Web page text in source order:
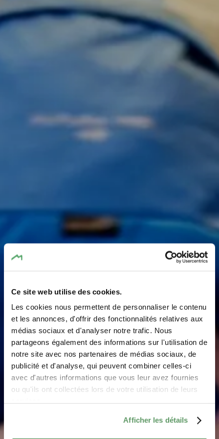
Ce site web utilise des cookies.
Les cookies nous permettent de personnaliser le contenu
et les annonces, d'offrir des fonctionnalités relatives aux
médias sociaux et d'analyser notre trafic. Nous
partageons également des informations sur l'utilisation de
notre site avec nos partenaires de médias sociaux, de
publicité et d'analyse, qui peuvent combiner celles-ci
avec d'autres informations que vous leur avez fournies
ou qu'ils ont collectées lors de votre utilisation de leurs
Afficher les détails
MoveWeCarry